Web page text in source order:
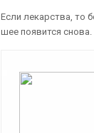
Если лекарства, то
шее появится снова.